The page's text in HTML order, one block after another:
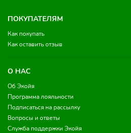
ПОКУПАТЕЛЯМ
Как покупать
Как оставить отзыв
О НАС
Об Экойя
Программа лояльности
Подписаться на рассылку
Вопросы и ответы
Служба поддержки Экойя